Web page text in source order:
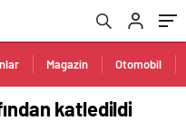
Magazin Otomobil
katledildi